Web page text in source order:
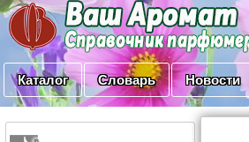
Каталог Словарь Новости